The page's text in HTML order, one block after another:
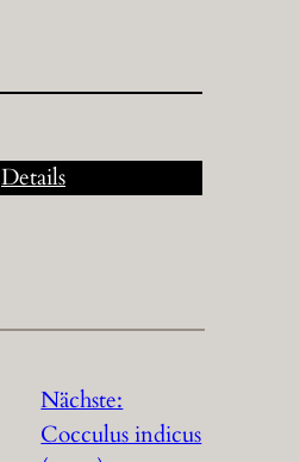
Details
Nächste:
Cocculus indicus